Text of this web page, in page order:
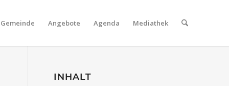
Gemeinde Angebote Agenda Mediathek
INHALT